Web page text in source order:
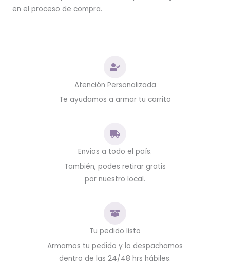
en el proceso de compra.
Atención Personalizada
Te ayudamos a armar tu carrito
Envios a todo el país.
También, podes retirar gratis
por nuestro local.
Tu pedido listo
Armamos tu pedido y lo despachamos
dentro de las 24/48 hrs hábiles.